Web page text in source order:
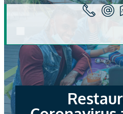
Panneau de gestion des cookies